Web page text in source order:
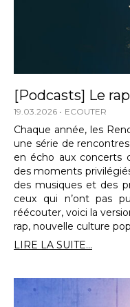
[Podcasts] Le
19.03.2026 ECOUTER
Chaque année, les
une série de
en écho aux concerts
des moments
des musiques et des
ceux qui n’ont pas
réécouter, voici la
rap, nouvelle culture
LIRE LA SUITE...